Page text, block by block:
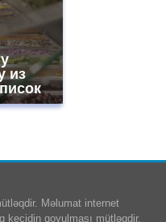
из
Məlumat internet
qoyulması mütləqdir.